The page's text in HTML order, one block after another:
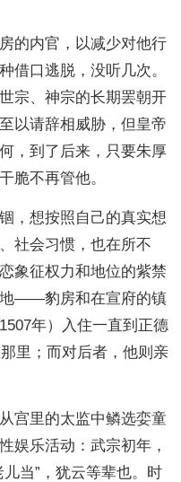
的内官，以减少对他行
借口逃脱，没听几次。
宗、神宗的长期罢朝开
以请辞相威胁，但皇帝
，到了后来，只要朱厚
脆不再管他。
，想按照自己的真实想
社会习惯，也在所不
象征权力和地位的紫禁
地——豹房和在宣府的镇
年）入住一直到正德
里；而对后者，他则亲
宫里的太监中鳞选娈童
娱乐活动：武宗初年，
当”，犹云等辈也。时